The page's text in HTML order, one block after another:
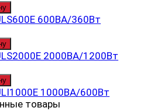
600ВА/360Вт
2000ВА/1200Вт
1000ВА/600Вт
товары